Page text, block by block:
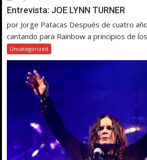
Entrevista: JOE LYNN TURNER
por Jorge Patacas Después de cuatro
cantando para Rainbow a principios de
Uncategorized